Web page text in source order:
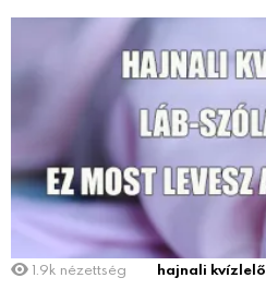
1.9k nézettség hajnali kvízlelő